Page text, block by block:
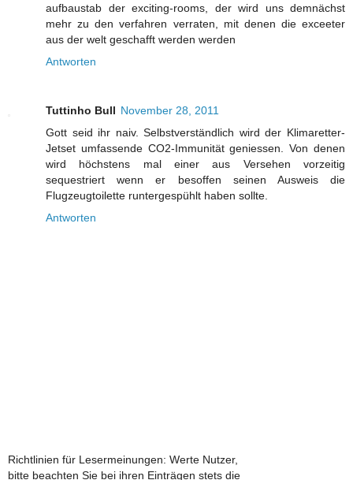
aufbaustab der exciting-rooms, der wird uns demnächst
mehr zu den verfahren verraten, mit denen die exceeter
aus der welt geschafft werden werden
Antworten
Tuttinho Bull November 28, 2011
Gott seid ihr naiv. Selbstverständlich wird der Klimaretter-
Jetset umfassende CO2-Immunität geniessen. Von denen
wird höchstens mal einer aus Versehen vorzeitig
sequestriert wenn er besoffen seinen Ausweis die
Flugzeugtoilette runtergespühlt haben sollte.
Antworten
Richtlinien für Lesermeinungen: Werte Nutzer,
bitte beachten Sie bei ihren Einträgen stets die